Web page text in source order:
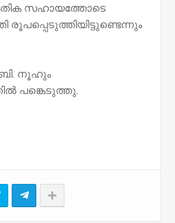
സഹായത്തോടെ
രൂപപ്പെടുത്തിയിട്ടുണ്ടെന്നും
നൂഹും
പങ്കെടുത്തു.